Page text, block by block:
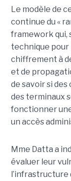
Le modèle de
continue du «
framework qui,
technique pour
chiffrement à
et de
de savoir si
des terminaux
fonctionner
un accès
Mme Datta a
évaluer leur
l’infrastructure